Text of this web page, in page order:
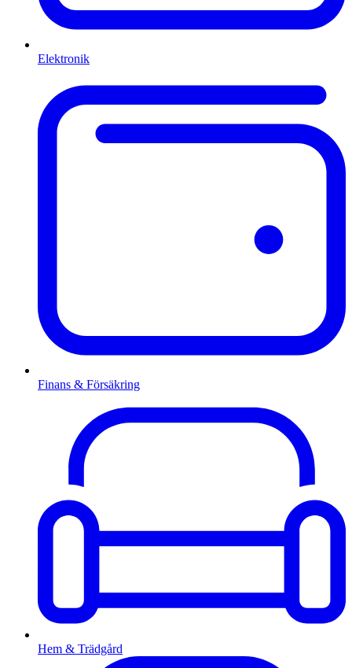
Elektronik
Finans & Försäkring
Hem & Trädgård